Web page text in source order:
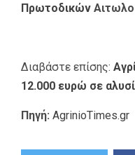
Πρωτοδικών
Διαβάστε επίσης:
12.000 ευρώ σε
Πηγή: AgrinioTimes.gr